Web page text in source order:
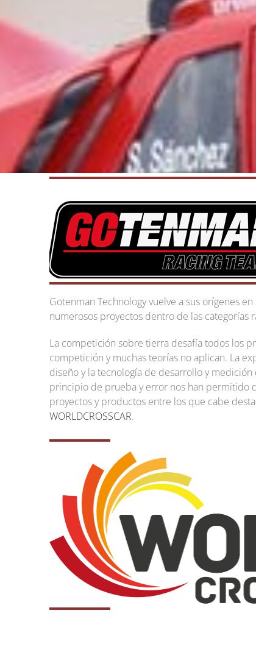
Gotenman Technology vuelve a sus orígenes
numerosos proyectos dentro de las categorías
La competición sobre tierra desafía todos los
competición y muchas teorías no aplican. La
diseño y la tecnología de desarrollo y
principio de prueba y error nos han permitido
proyectos y productos entre los que cabe
WORLDCROSSCAR.